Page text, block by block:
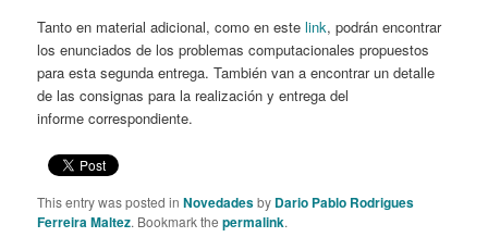
Tanto en material adicional, como en estelink, podrán encontrar
los enunciados de los problemas computacionales propuestos
para esta segunda entrega. También van a encontrar un detalle
de las consignas para la realización y entrega del
informe correspondiente.
This entry was posted inNovedadesby Dario Pablo Rodrigues
Ferreira Maltez. Bookmark thepermalink.